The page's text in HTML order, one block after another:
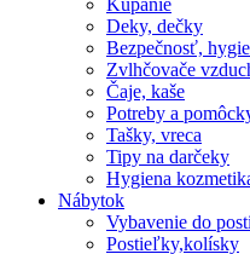
Deky, dečky
Bezpečnosť,
Zvlhčovače
Čaje, kaše
Potreby a
Tašky, vreca
Tipy na darčeky
Hygiena
Nábytok
Vybavenie do
Postieľky,kolísky